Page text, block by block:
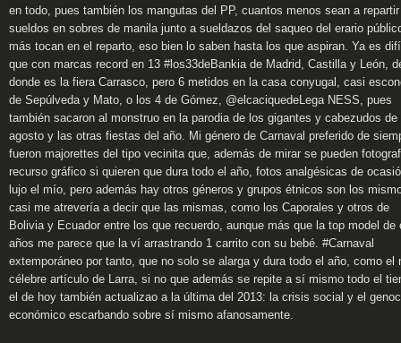
en todo, pues también los mangutas del PP, cuantos menos sean a repartir
sueldos en sobres de manila junto a sueldazos del saqueo del erario
más tocan en el reparto, eso bien lo saben hasta los que aspiran. Ya es
que con marcas record en 13 #los33deBankia de Madrid, Castilla y León,
donde es la fiera Carrasco, pero 6 metidos en la casa conyugal, casi
de Sepúlveda y Mato, o los 4 de Gómez, @elcaciquedeLega NESS, pues
también sacaron al monstruo en la parodia de los gigantes y cabezudos de
agosto y las otras fiestas del año. Mi género de Carnaval preferido de
fueron majorettes del tipo vecinita que, además de mirar se pueden
recurso gráfico si quieren que dura todo el año, fotos analgésicas de
lujo el mío, pero además hay otros géneros y grupos étnicos son los
casi me atrevería a decir que las mismas, como los Caporales y otros de
Bolivia y Ecuador entre los que recuerdo, aunque más que la top model de
años me parece que la ví arrastrando 1 carrito con su bebé. #Carnaval
extemporáneo por tanto, que no solo se alarga y dura todo el año, como el
célebre artículo de Larra, si no que además se repite a sí mismo todo el
el de hoy también actualizao a la última del 2013: la crisis social y el
económico escarbando sobre sí mismo afanosamente.